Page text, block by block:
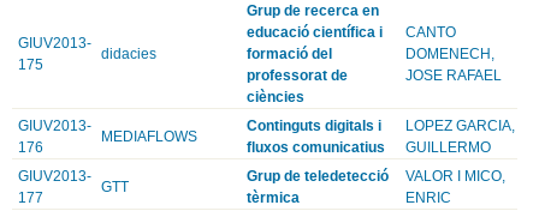
GIUV2013-
175
didacies
Grup de recerca en
educació científica i
formació del
professorat de
ciències
CANTO
DOMENECH,
JOSE RAFAEL
GIUV2013-
176
MEDIAFLOWS
Continguts digitals i
fluxos comunicatius
LOPEZ GARCIA,
GUILLERMO
GIUV2013-
177
GTT
Grup de teledetecció
tèrmica
VALOR I MICO,
ENRIC